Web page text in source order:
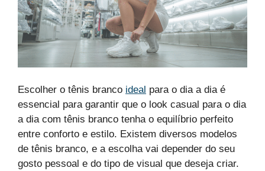
Escolher o tênis branco ideal para o dia a dia é
essencial para garantir que o look casual para o dia
a dia com tênis branco tenha o equilíbrio perfeito
entre conforto e estilo. Existem diversos modelos
de tênis branco, e a escolha vai depender do seu
gosto pessoal e do tipo de visual que deseja criar.